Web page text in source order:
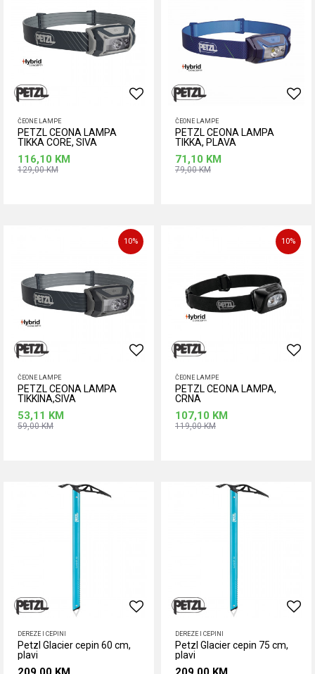
ČEONE LAMPE
PETZL CEONA LAMPA
TIKKA CORE, SIVA
116,10 KM
129,00KM
ČEONE LAMPE
PETZL CEONA LAMPA
TIKKA, PLAVA
71,10 KM
79,00KM
10%
ČEONE LAMPE
PETZL CEONA LAMPA
TIKKINA,SIVA
53,11 KM
59,00KM
10%
ČEONE LAMPE
PETZL CEONA LAMPA,
CRNA
107,10 KM
119,00KM
DEREZE I CEPINI
Petzl Glacier cepin 60 cm,
plavi
DEREZE I CEPINI
Petzl Glacier cepin 75 cm,
plavi